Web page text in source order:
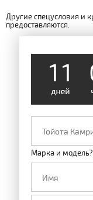
Другие спецусловия и
предоставляются.
1 1
Марка и модель?